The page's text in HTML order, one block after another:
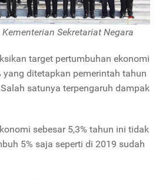
Kementerian Sekretariat Negara
target pertumbuhan ekonomi
yang ditetapkan pemerintah tahun
satunya terpengaruh dampak
sebesar 5,3% tahun ini tidak
5% saja seperti di 2019 sudah